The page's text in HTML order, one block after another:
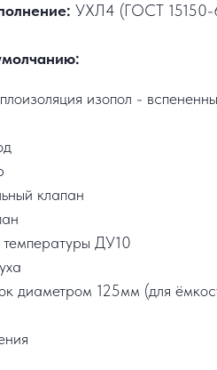
УХЛ4 (ГОСТ 15150-
изопол -
клапан
температуры ДУ10
диаметром 125мм (для